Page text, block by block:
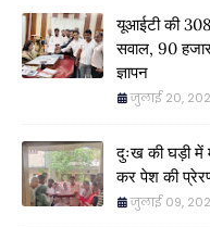
यूआईटी की
सवाल, 90
ज्ञापन
जुलाई 20,
दुःख की घड़ी में
कर पेश की
जुलाई 09,